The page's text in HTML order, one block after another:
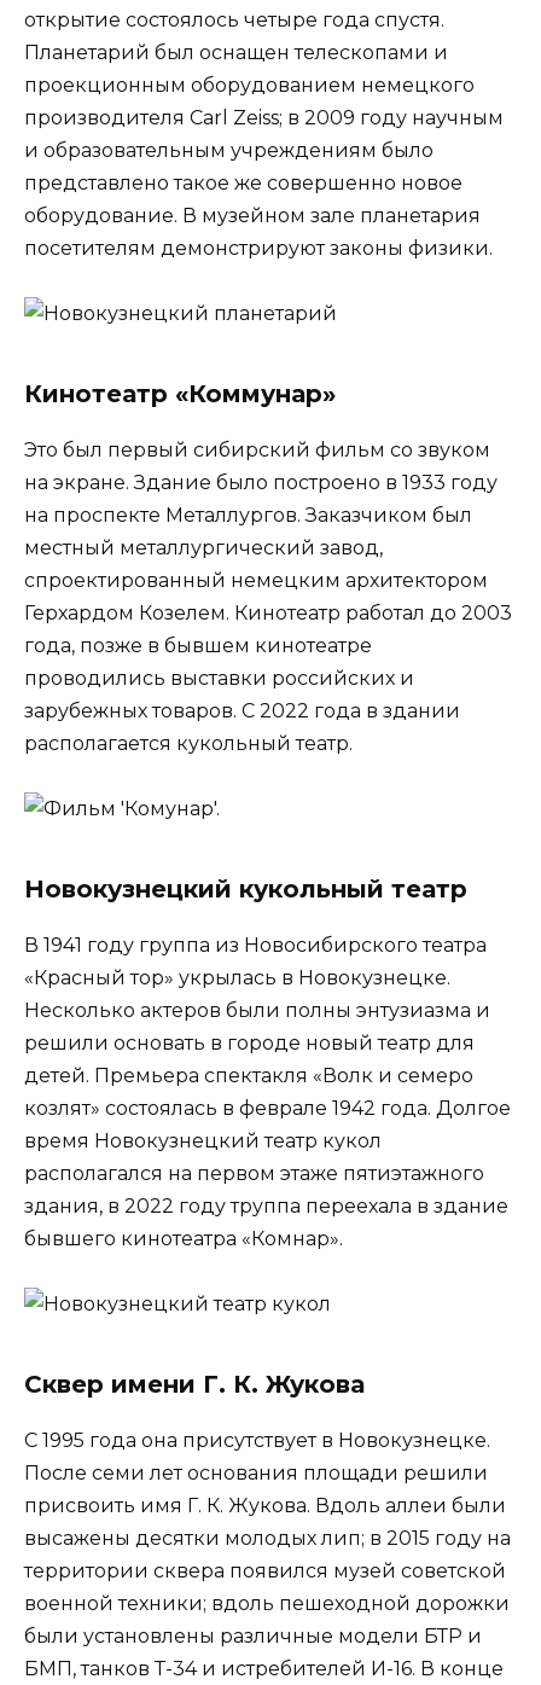
открытие состоялось четыре года спустя.
Планетарий был оснащен телескопами и
проекционным оборудованием немецкого
производителя Carl Zeiss; в 2009 году научным
и образовательным учреждениям было
представлено такое же совершенно новое
оборудование. В музейном зале планетария
посетителям демонстрируют законы физики.
Кинотеатр «Коммунар»
Это был первый сибирский фильм со звуком
на экране. Здание было построено в 1933 году
на проспекте Металлургов. Заказчиком был
местный металлургический завод,
спроектированный немецким архитектором
Герхардом Козелем. Кинотеатр работал до 2003
года, позже в бывшем кинотеатре
проводились выставки российских и
зарубежных товаров. С 2022 года в здании
располагается кукольный театр.
Новокузнецкий кукольный театр
В 1941 году группа из Новосибирского театра
«Красный тор» укрылась в Новокузнецке.
Несколько актеров были полны энтузиазма и
решили основать в городе новый театр для
детей. Премьера спектакля «Волк и семеро
козлят» состоялась в феврале 1942 года. Долгое
время Новокузнецкий театр кукол
располагался на первом этаже пятиэтажного
здания, в 2022 году труппа переехала в здание
бывшего кинотеатра «Комнар».
Сквер имени Г. К. Жукова
С 1995 года она присутствует в Новокузнецке.
После семи лет основания площади решили
присвоить имя Г. К. Жукова. Вдоль аллеи были
высажены десятки молодых лип; в 2015 году на
территории сквера появился музей советской
военной техники; вдоль пешеходной дорожки
были установлены различные модели БТР и
БМП, танков Т-34 и истребителей И-16. В конце